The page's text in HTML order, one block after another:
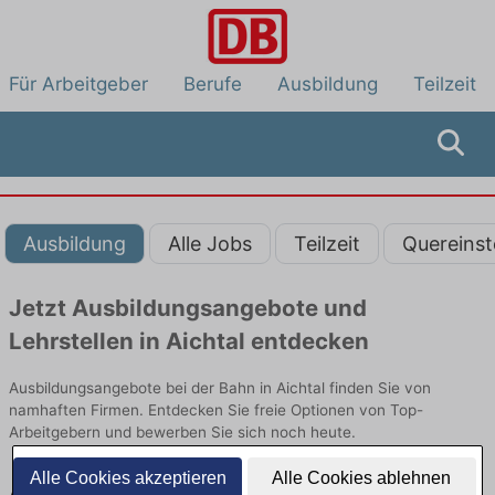
Alle Cookies akzeptieren Alle Cookies ablehnen
Für Arbeitgeber Berufe Ausbildung Teilzeit
Ausbildung Alle Jobs Teilzeit
Jetzt Ausbildungsangebote und
Lehrstellen in Aichtal entdecken
Ausbildungsangebote bei der Bahn in Aichtal finden Sie von
namhaften Firmen. Entdecken Sie freie Optionen von Top-
Arbeitgebern und bewerben Sie sich noch heute.